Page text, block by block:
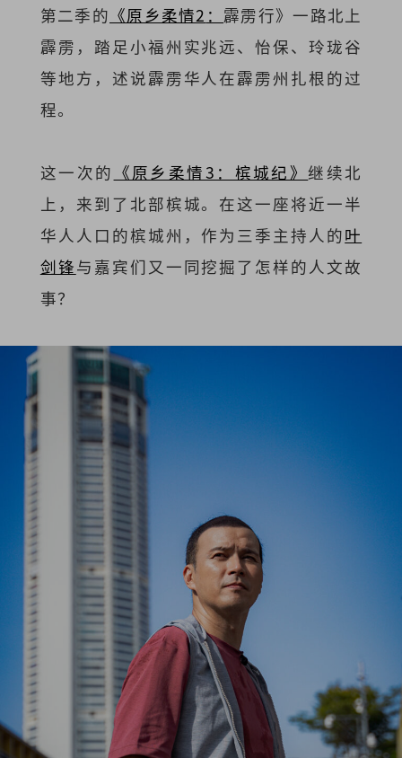
第二季的 《原乡柔情2 ： 霹雳行》一路北上
霹雳，踏足小福州实兆远、怡保、玲珑谷
等地方，述说霹雳华人在霹雳州扎根的过
程。
这一次的 《原乡柔情3：槟城纪》继续北
上，来到了北部槟城。在这一座将近一半
华人人口的槟城州，作为三季主持人的叶
剑锋与嘉宾们又一同挖掘了怎样的人文故
事？